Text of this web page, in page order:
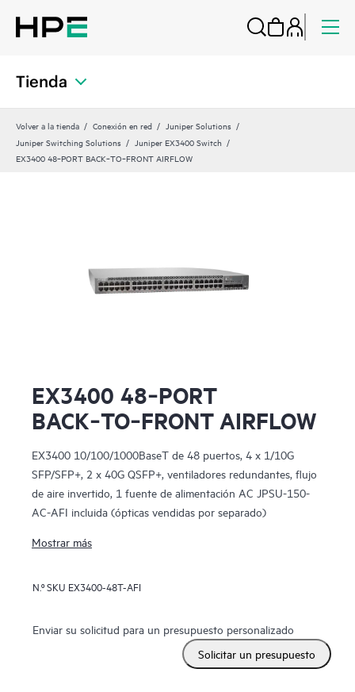
Tienda
Volver a la tienda Conexión en red
Juniper Solutions
Juniper Switching Solutions
Juniper EX3400 Switch
EX3400 48‑PORT BACK‑TO‑FRONT AIRFLOW
EX3400 48‑PORT
BACK‑TO‑FRONT AIRFLOW
EX3400 10/100/1000BaseT de 48 puertos, 4 x 1/10G
SFP/SFP+, 2 x 40G QSFP+, ventiladores redundantes, flujo
de aire invertido, 1 fuente de alimentación AC JPSU-150-
AC-AFI incluida (ópticas vendidas por separado)
Mostrar más
N.º SKU EX3400-48T-AFI
Enviar su solicitud para un presupuesto personalizado
Solicitar un presupuesto